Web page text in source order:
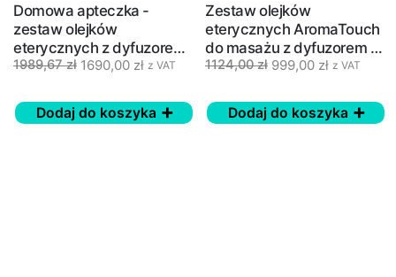
Domowa apteczka -
zestaw olejków
eterycznych z dyfuzorem
- Home Essentials
1989,67zł 1690,00 zł z VAT
Dodaj do koszyka
Zestaw olejków
eterycznych AromaTouch
do masażu z dyfuzorem -
doTERRA
1124,00zł 999,00 zł z VAT
Dodaj do koszyka